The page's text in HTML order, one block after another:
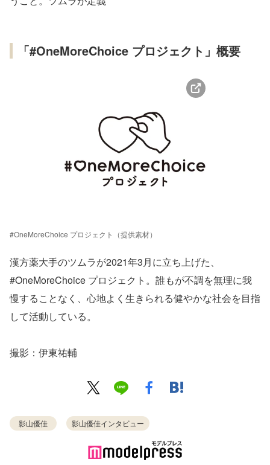
「#OneMoreChoice プロジェクト」概要
#OneMoreChoice プロジェクト（提供素材）
漢方薬大手のツムラが2021年3月に立ち上げた、
#OneMoreChoice プロジェクト。誰もが不調を無理に我
慢することなく、心地よく生きられる健やかな社会を目指
して活動している。
撮影：伊東祐輔
影山優佳 影山優佳インタビュー